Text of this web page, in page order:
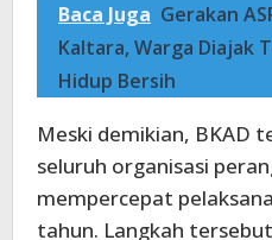
Baca Juga Gerakan
Kaltara, Warga Diajak
Hidup Bersih
Meski demikian, BKAD
seluruh organisasi
mempercepat
tahun. Langkah